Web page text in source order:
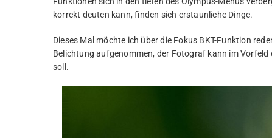
korrekt deuten kann, finden sich erstaunliche Dinge.
Dieses Mal möchte ich über die Fokus BKT-Funktion
Belichtung aufgenommen, der Fotograf kann im
soll.